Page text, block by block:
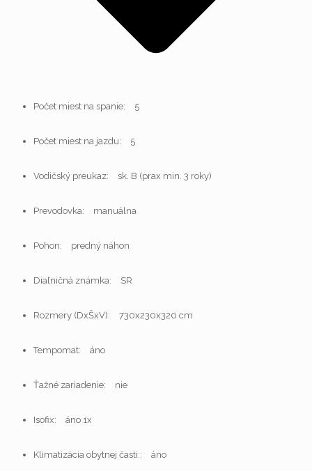
Počet miest na spanie: 5
Počet miest na jazdu: 5
Vodičský preukaz: sk. B (prax min. 3 roky)
Prevodovka: manuálna
Pohon: predný náhon
Diaľničná známka: SR
Rozmery (DxŠxV): 730x230x320 cm
Tempomat: áno
Ťažné zariadenie: nie
Isofix: áno 1x
Klimatizácia obytnej časti:: áno